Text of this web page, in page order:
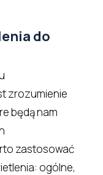
do
zrozumienie
będą nam
zastosować
ogólne,